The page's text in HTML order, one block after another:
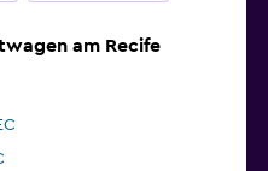
am Recife